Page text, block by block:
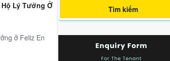
Lý Tưởng Ở
ở Feliz En